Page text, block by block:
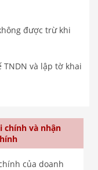
được trừ khi
TNDN và lập tờ khai
chính và nhận
của doanh